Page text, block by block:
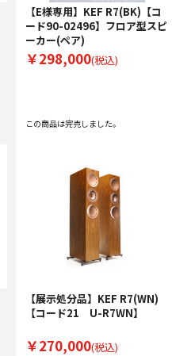
【E様専用】KEF R7(BK)【コ
ード90-02496】フロア型スピ
ーカー(ペア)
￥298,000(税込)
この商品は完売しました。
【展示処分品】KEF R7(WN)
【コード21 U-R7WN】
￥270,000(税込)